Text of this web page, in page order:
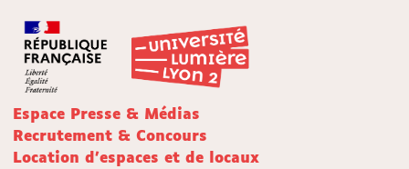
Espace Presse & Médias
Recrutement & Concours
Location d'espaces et de locaux